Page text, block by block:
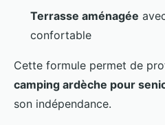
Terrasse aménagée
confortable
Cette formule permet de
camping ardèche pour
son indépendance.